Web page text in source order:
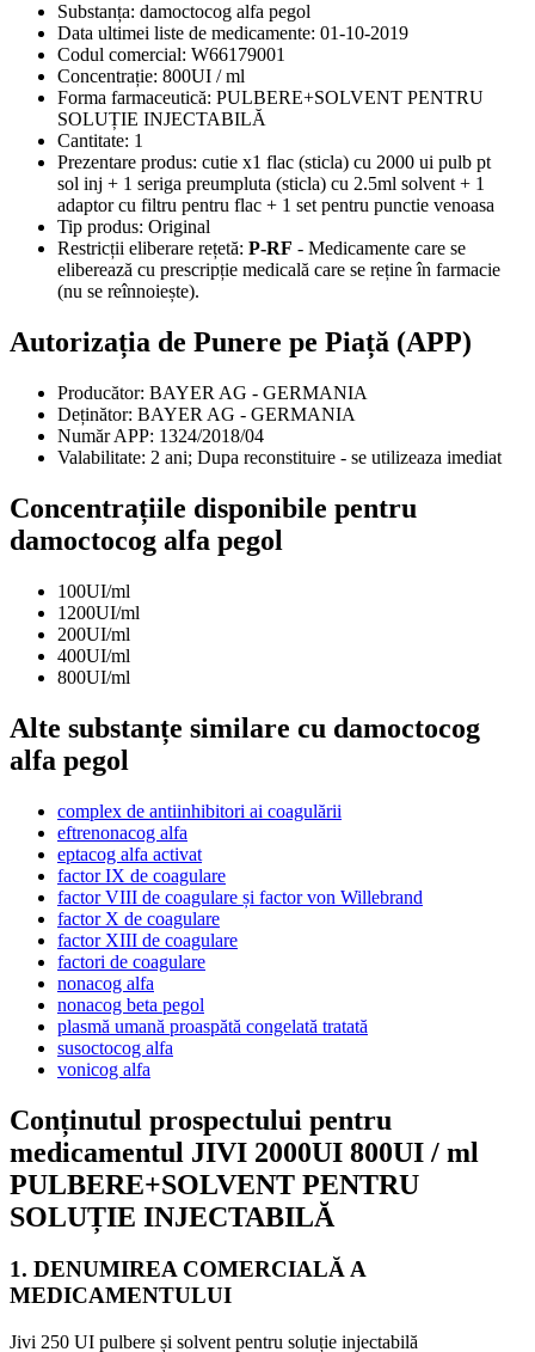
Substanța: damoctocog alfa pegol
Data ultimei liste de medicamente: 01-10-2019
Codul comercial: W66179001
Concentrație: 800UI / ml
Forma farmaceutică: PULBERE+SOLVENT PENTRU
SOLUȚIE INJECTABILĂ
Cantitate: 1
Prezentare produs: cutie x1 flac (sticla) cu 2000 ui pulb pt
sol inj + 1 seriga preumpluta (sticla) cu 2.5ml solvent + 1
adaptor cu filtru pentru flac + 1 set pentru punctie venoasa
Tip produs: Original
Restricții eliberare rețetă: P-RF - Medicamente care se
eliberează cu prescripție medicală care se reține în farmacie
(nu se reînnoiește).
Autorizația de Punere pe Piață (APP)
Producător: BAYER AG - GERMANIA
Deținător: BAYER AG - GERMANIA
Număr APP: 1324/2018/04
Valabilitate: 2 ani; Dupa reconstituire - se utilizeaza imediat
Concentrațiile disponibile pentru
damoctocog alfa pegol
100UI/ml
1200UI/ml
200UI/ml
400UI/ml
800UI/ml
Alte substanțe similare cu damoctocog
alfa pegol
complex de antiinhibitori ai coagulării
eftrenonacog alfa
eptacog alfa activat
factor IX de coagulare
factor VIII de coagulare și factor von Willebrand
factor X de coagulare
factor XIII de coagulare
factori de coagulare
nonacog alfa
nonacog beta pegol
plasmă umană proaspătă congelată tratată
susoctocog alfa
vonicog alfa
Conținutul prospectului pentru
medicamentul JIVI 2000UI 800UI / ml
PULBERE+SOLVENT PENTRU
SOLUȚIE INJECTABILĂ
1. DENUMIREA COMERCIALĂ A
MEDICAMENTULUI
Jivi 250 UI pulbere și solvent pentru soluție injectabilă